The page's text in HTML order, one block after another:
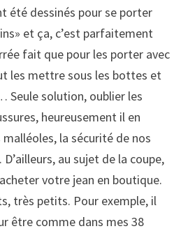
été dessinés pour se porter
et ça, c’est parfaitement
fait que pour les porter avec
les mettre sous les bottes et
Seule solution, oublier les
heureusement il en
la sécurité de nos
au sujet de la coupe,
votre jean en boutique.
très petits. Pour exemple, il
être comme dans mes 38